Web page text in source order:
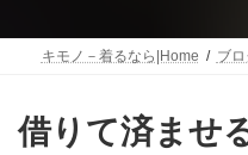
キモノ－着るなら|Home ブ
借りて済ませ